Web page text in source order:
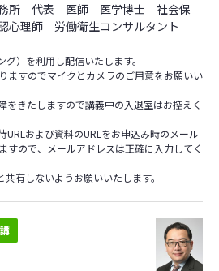
務所 代表 医師 医学博士 社会保
心理師 労働衛生コンサルタント
）を利用し配信いたします。
ますのでマイクとカメラのご用意をお願いい
きたしますので講義中の入退室はお控えく
および資料のURLをお申込み時のメール
すので、メールアドレスは正確に入力してく
有しないようお願いいたします。